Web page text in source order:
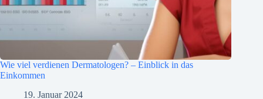
Wie viel verdienen Dermatologen? – Einblick in das
Einkommen
19. Januar 2024